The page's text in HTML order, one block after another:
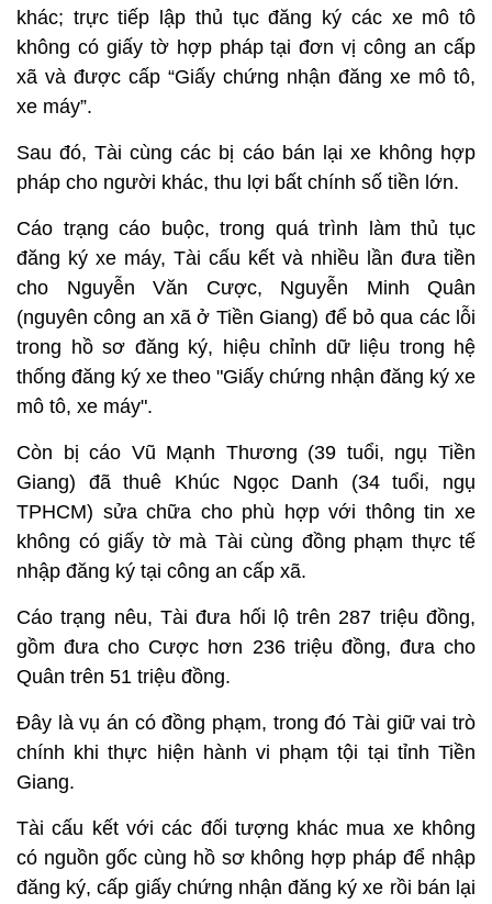
khác; trực tiếp lập thủ tục đăng ký các xe mô tô
không có giấy tờ hợp pháp tại đơn vị công an cấp
xã và được cấp “Giấy chứng nhận đăng xe mô tô,
xe máy”.
Sau đó, Tài cùng các bị cáo bán lại xe không hợp
pháp cho người khác, thu lợi bất chính số tiền lớn.
Cáo trạng cáo buộc, trong quá trình làm thủ tục
đăng ký xe máy, Tài cấu kết và nhiều lần đưa tiền
cho Nguyễn Văn Cược, Nguyễn Minh Quân
(nguyên công an xã ở Tiền Giang) để bỏ qua các lỗi
trong hồ sơ đăng ký, hiệu chỉnh dữ liệu trong hệ
thống đăng ký xe theo "Giấy chứng nhận đăng ký xe
mô tô, xe máy".
Còn bị cáo Vũ Mạnh Thương (39 tuổi, ngụ Tiền
Giang) đã thuê Khúc Ngọc Danh (34 tuổi, ngụ
TPHCM) sửa chữa cho phù hợp với thông tin xe
không có giấy tờ mà Tài cùng đồng phạm thực tế
nhập đăng ký tại công an cấp xã.
Cáo trạng nêu, Tài đưa hối lộ trên 287 triệu đồng,
gồm đưa cho Cược hơn 236 triệu đồng, đưa cho
Quân trên 51 triệu đồng.
Đây là vụ án có đồng phạm, trong đó Tài giữ vai trò
chính khi thực hiện hành vi phạm tội tại tỉnh Tiền
Giang.
Tài cấu kết với các đối tượng khác mua xe không
có nguồn gốc cùng hồ sơ không hợp pháp để nhập
đăng ký, cấp giấy chứng nhận đăng ký xe rồi bán lại